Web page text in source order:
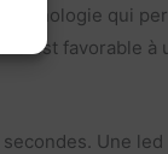
qui
est favorable
Une